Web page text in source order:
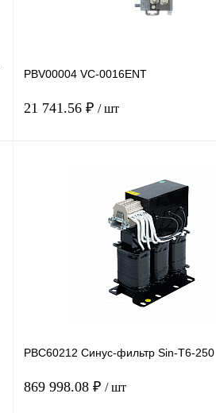
PBV00004 VC-0016ENT
21 741.56 ₽ / шт
Сравнение
Под заказ
PBC60212 Синус-фильтр Sin-T6-250
869 998.08 ₽ / шт